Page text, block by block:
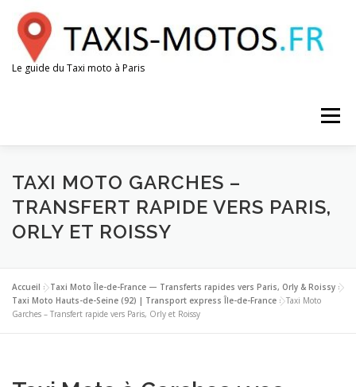
contenu
Le guide du Taxi moto à Paris
Menu
AÉROPORTS GARES ESPACE CHAUFFEUR
TAXI MOTO GARCHES –
TRANSFERT RAPIDE VERS PARIS,
ORLY ET ROISSY
Accueil »Taxi Moto Île-de-France — Transferts rapides vers Paris, Orly & Roissy »
Taxi Moto Hauts-de-Seine (92) | Transport express Île-de-France »Taxi Moto
Garches – Transfert rapide vers Paris, Orly et Roissy